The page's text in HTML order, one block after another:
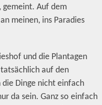
Auf dem
meinen, ins Paradies
und die Plantagen
auf den
Dinge nicht einfach
da sein. Ganz so einfach